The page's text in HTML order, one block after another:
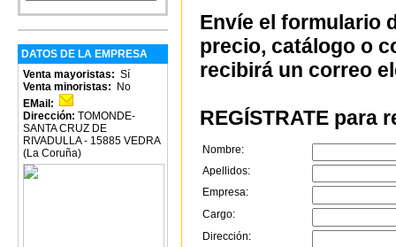
DATOS DE LA EMPRESA
Venta mayoristas: Sí
Venta minoristas: No
EMail:
Dirección: TOMONDE-
SANTA CRUZ DE
RIVADULLA - 15885 VEDRA
(La Coruña)
Envíe el formulario
precio, catálogo o
recibirá un correo
REGÍSTRATE para
Nombre:
Apellidos:
Empresa:
Cargo:
Dirección: